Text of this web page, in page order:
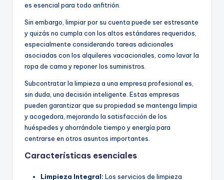
es esencial para todo anfitrión.
Sin embargo, limpiar por su cuenta puede ser estresante
y quizás no cumpla con los altos estándares requeridos,
especialmente considerando tareas adicionales
asociadas con los alquileres vacacionales, como lavar la
ropa de cama y reponer los suministros.
Subcontratar la limpieza a una empresa profesional es,
sin duda, una decisión inteligente. Estas empresas
pueden garantizar que su propiedad se mantenga limpia
y acogedora, mejorando la satisfacción de los
huéspedes y ahorrándole tiempo y energía para
centrarse en otros asuntos importantes.
Características esenciales
Limpieza Integral: Los servicios de limpieza